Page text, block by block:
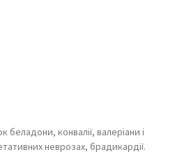
беладони, конвалії, валеріани і
неврозах, брадикардії.